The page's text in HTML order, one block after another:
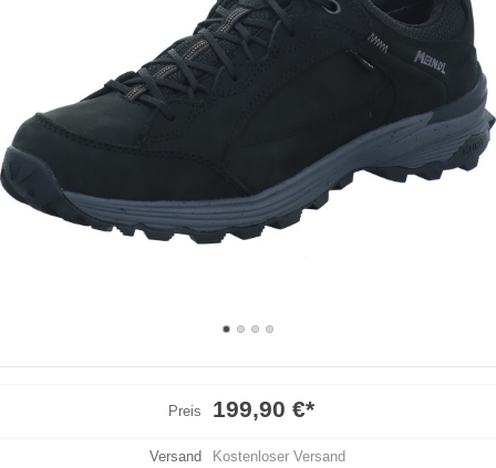
Preis 199,90 €*
Versand Kostenloser Versand